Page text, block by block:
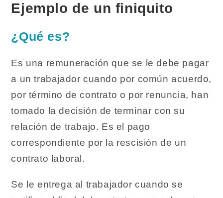
Ejemplo de un finiquito
¿Qué es?
Es una remuneración que se le debe pagar
a un trabajador cuando por común acuerdo,
por término de contrato o por renuncia, han
tomado la decisión de terminar con su
relación de trabajo. Es el pago
correspondiente por la rescisión de un
contrato laboral.
Se le entrega al trabajador cuando se